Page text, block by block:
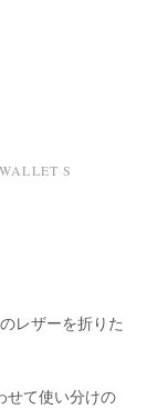
WALLET S
レザーを折りた
せて使い分けの